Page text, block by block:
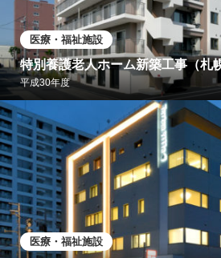
医療・福祉施設
特別養護老人ホーム新築工事（札
平成30年度
医療・福祉施設